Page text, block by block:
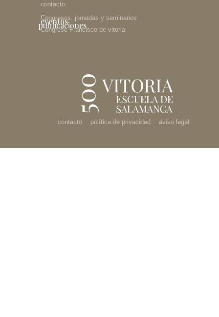
contacto
eventos
Congresos, jornadas y seminarios
Congreso Francisco de vitoria
publicaciones
contacto política de privacidad aviso legal